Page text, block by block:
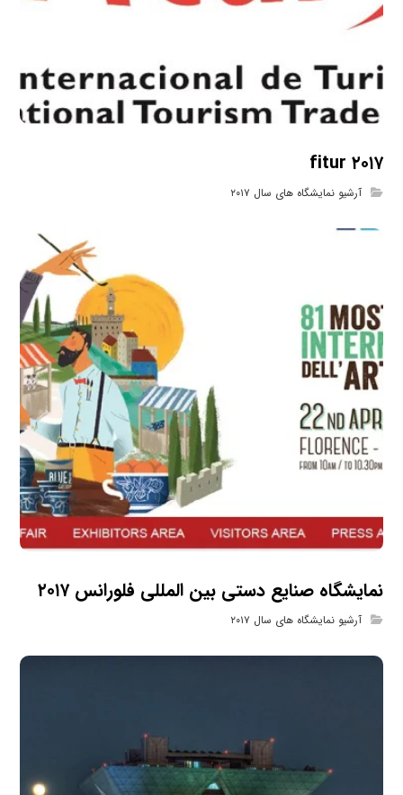
fitur ۲۰۱۷
آرشیو نمایشگاه های سال ۲۰۱۷
نمایشگاه صنایع دستی بین المللی فلورانس ۲۰۱۷
آرشیو نمایشگاه های سال ۲۰۱۷